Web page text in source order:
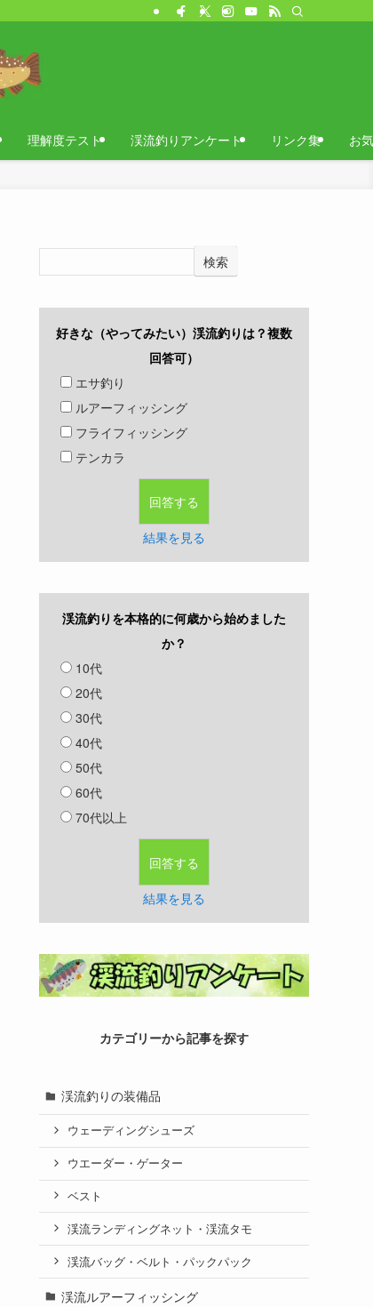
理解度テスト 渓流釣りアンケート リンク集 お
検索
好きな（やってみたい）渓流釣りは？複数
回答可）
エサ釣り
ルアーフィッシング
フライフィッシング
テンカラ
結果を見る
渓流釣りを本格的に何歳から始めました
か？
10代
20代
30代
40代
50代
60代
70代以上
結果を見る
カテゴリーから記事を探す
渓流釣りの装備品
ウェーディングシューズ
ウエーダー・ゲーター
ベスト
渓流ランディングネット・渓流タモ
渓流バッグ・ベルト・パックパック
渓流ルアーフィッシング